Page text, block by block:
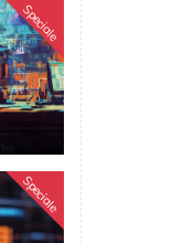
Speciale
Speciale